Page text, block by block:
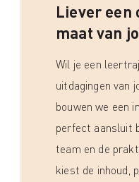
Liever een
maat van
Wil je een
uitdagingen van
bouwen we een
perfect aansluit
team en de
kiest de inhoud,